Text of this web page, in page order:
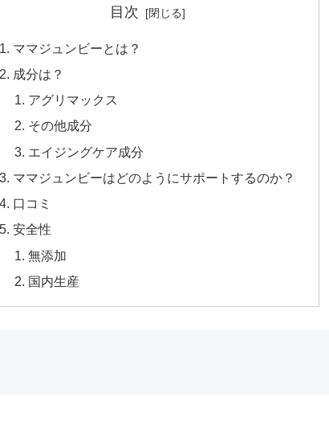
目次
ママジュンビーとは？
成分は？
アグリマックス
その他成分
エイジングケア成分
ママジュンビーはどのようにサポートするのか？
口コミ
安全性
無添加
国内生産